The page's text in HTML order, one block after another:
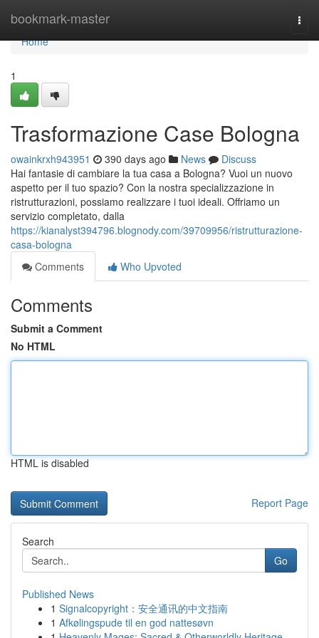
bookmark-master
Home
Home
1
Trasformazione Case Bologna
owainkrxh943951 390 days ago News
Discuss
Hai fantasie di cambiare la tua casa a Bologna? Vuoi un nuovo
aspetto per il tuo spazio? Con la nostra specializzazione in
ristrutturazioni, possiamo realizzare i tuoi ideali. Offriamo un
servizio completato, dalla
https://kianalyst394796.blognody.com/39709956/ristrutturazione-
casa-bologna
Comments
Who Upvoted
Comments
Submit a Comment
No HTML
HTML is disabled
Report Page
Search
Go
Published News
1 Signalcopyright：安全通讯的中文指南
1 Afkølingspude til en god nattesøvn